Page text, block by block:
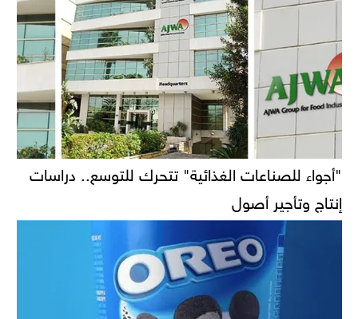
"أجواء للصناعات الغذائية" تتحرك للتوسع.. دراسات
إنتاج وتأجير أصول